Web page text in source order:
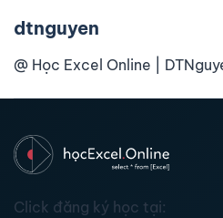
dtnguyen
@ Học Excel Online |
Click đăng ký học tại: